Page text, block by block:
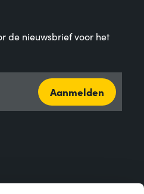
de nieuwsbrief voor het
Aanmelden